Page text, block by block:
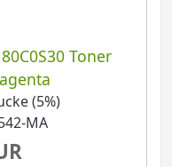
Toner
(5%)
MA